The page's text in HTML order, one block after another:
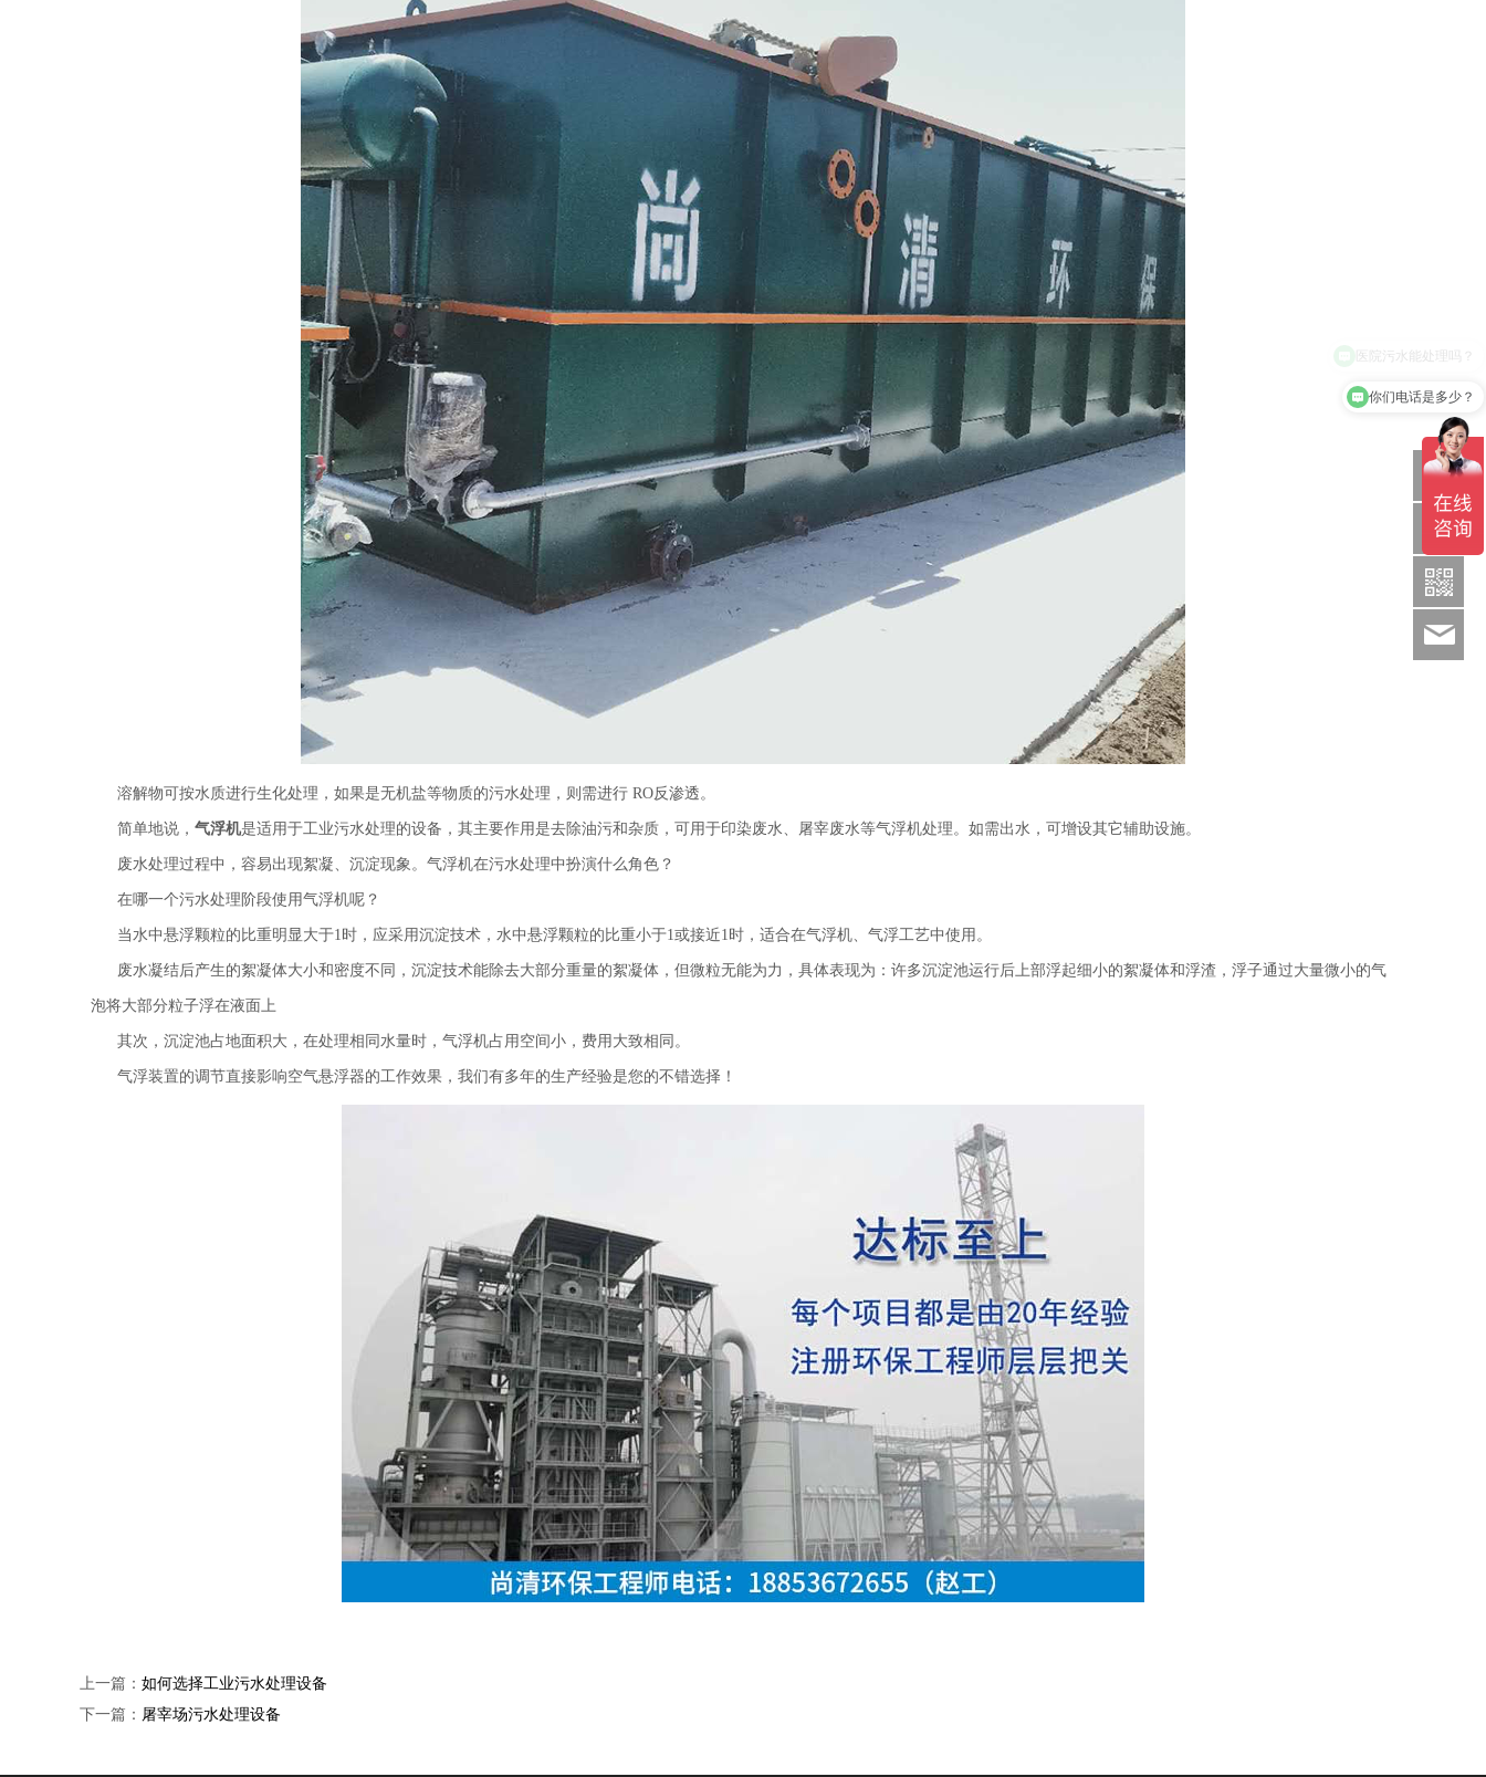
溶解物可按水质进行生化处理，如果是无机盐等物质的污水处理，则需进行 RO反渗透。
简单地说， 气浮机是适用于工业污水处理的设备，其主要作用是去除油污和杂质，可用于印染废水、屠宰废水等气浮机处理。如需出水，可增设其它辅助设施。
废水处理过程中，容易出现絮凝、沉淀现象。气浮机在污水处理中扮演什么角色？
在哪一个污水处理阶段使用气浮机呢？
当水中悬浮颗粒的比重明显大于1时，应采用沉淀技术，水中悬浮颗粒的比重小于1或接近1时，适合在气浮机、气浮工艺中使用。
废水凝结后产生的絮凝体大小和密度不同，沉淀技术能除去大部分重量的絮凝体，但微粒无能为力，具体表现为：许多沉淀池运行后上部浮起细小的絮凝体和浮渣，浮子通过大量微小的气
泡将大部分粒子浮在液面上
其次，沉淀池占地面积大，在处理相同水量时，气浮机占用空间小，费用大致相同。
气浮装置的调节直接影响空气悬浮器的工作效果，我们有多年的生产经验是您的不错选择！
上一篇： 如何选择工业污水处理设备
下一篇： 屠宰场污水处理设备
你们电话是多少？